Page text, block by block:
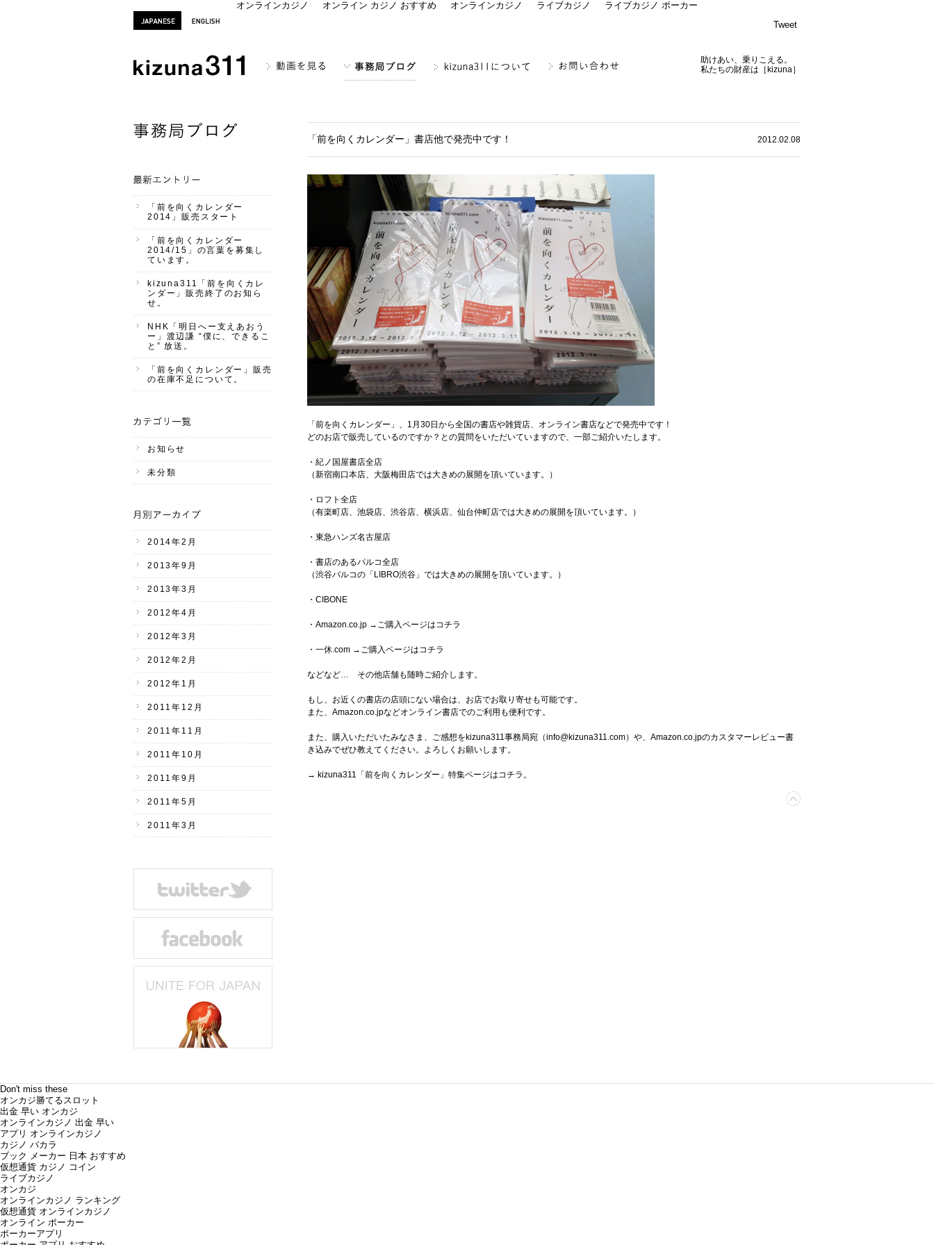
オンラインカジノ オンライン カジノ おすすめ オンラインカジノ ライブカジノ
ライブカジノ ポーカー
Tweet
助けあい、乗りこえる。
私たちの財産は［kizuna］
「前を向くカレンダー
2014」販売スタート
「前を向くカレンダー
2014/15」の言葉を募集し
ています。
kizuna311「前を向くカレ
ンダー」販売終了のお知ら
せ。
NHK「明日へー支えあおう
ー」渡辺謙 “僕に、できるこ
と” 放送。
「前を向くカレンダー」販売
の在庫不足について。
お知らせ
未分類
2014年2月
2013年9月
2013年3月
2012年4月
2012年3月
2012年2月
2012年1月
2011年12月
2011年11月
2011年10月
2011年9月
2011年5月
2011年3月
「前を向くカレンダー」書店他で発売中です！ 2012.02.08
「前を向くカレンダー」、1月30日から全国の書店や雑貨店、オンライン書店などで発売中です！
どのお店で販売しているのですか？との質問をいただいていますので、一部ご紹介いたします。
・紀ノ国屋書店全店
（新宿南口本店、大阪梅田店では大きめの展開を頂いています。）
・ロフト全店
（有楽町店、池袋店、渋谷店、横浜店、仙台仲町店では大きめの展開を頂いています。）
・東急ハンズ名古屋店
・書店のあるパルコ全店
（渋谷パルコの「LIBRO渋谷」では大きめの展開を頂いています。）
・CIBONE
・Amazon.co.jp →ご購入ページはコチラ
・一休.com →ご購入ページはコチラ
などなど… その他店舗も随時ご紹介します。
もし、お近くの書店の店頭にない場合は、お店でお取り寄せも可能です。
また、 Amazon.co.jpなどオンライン書店でのご利用も便利です。
また、購入いただいたみなさま、ご感想をkizuna311事務局宛（info@kizuna311.com）や、Amazon.co.jpのカスタマーレビュー書
き込みでぜひ教えてください。よろしくお願いします。
→ kizuna311「前を向くカレンダー」特集ページはコチラ 。
Don't miss these
オンカジ勝てるスロット
出金 早い オンカジ
オンラインカジノ 出金 早い
アプリ オンラインカジノ
カジノ バカラ
ブック メーカー 日本 おすすめ
仮想通貨 カジノ コイン
ライブカジノ
オンカジ
オンラインカジノ ランキング
仮想通貨 オンラインカジノ
オンライン ポーカー
ポーカーアプリ